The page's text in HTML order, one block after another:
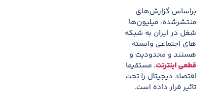
براساس گزارش‌های
منتشرشده، میلیون‌ها
شغل در ایران به شبکه
های اجتماعی وابسته
هستند و محدودیت و
قطعی اینترنت، مستقیما
اقتصاد دیجیتال را تحت
تاثیر قرار داده است.